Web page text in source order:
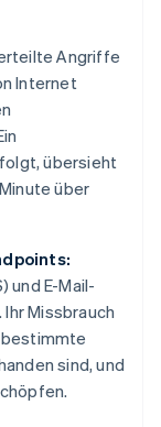
Angriffe
Internet
übersieht
über
und E-Mail-
Missbrauch
sind, und